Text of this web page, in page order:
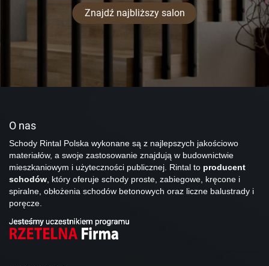
Znajdź najbliższy salon
O nas
Schody Rintal Polska wykonane są z najlepszych jakościowo
materiałów, a swoje zastosowanie znajdują w budownictwie
mieszkaniowym i użyteczności publicznej. Rintal to producent
schodów, który oferuje schody proste, zabiegowe, kręcone i
spiralne, obłożenia schodów betonowych oraz liczne balustrady i
poręcze.